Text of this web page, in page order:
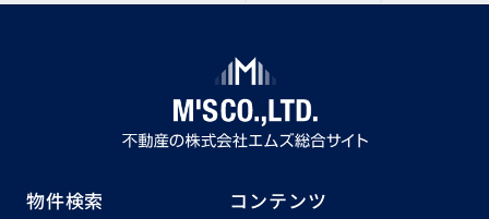
物件検索 コンテンツ